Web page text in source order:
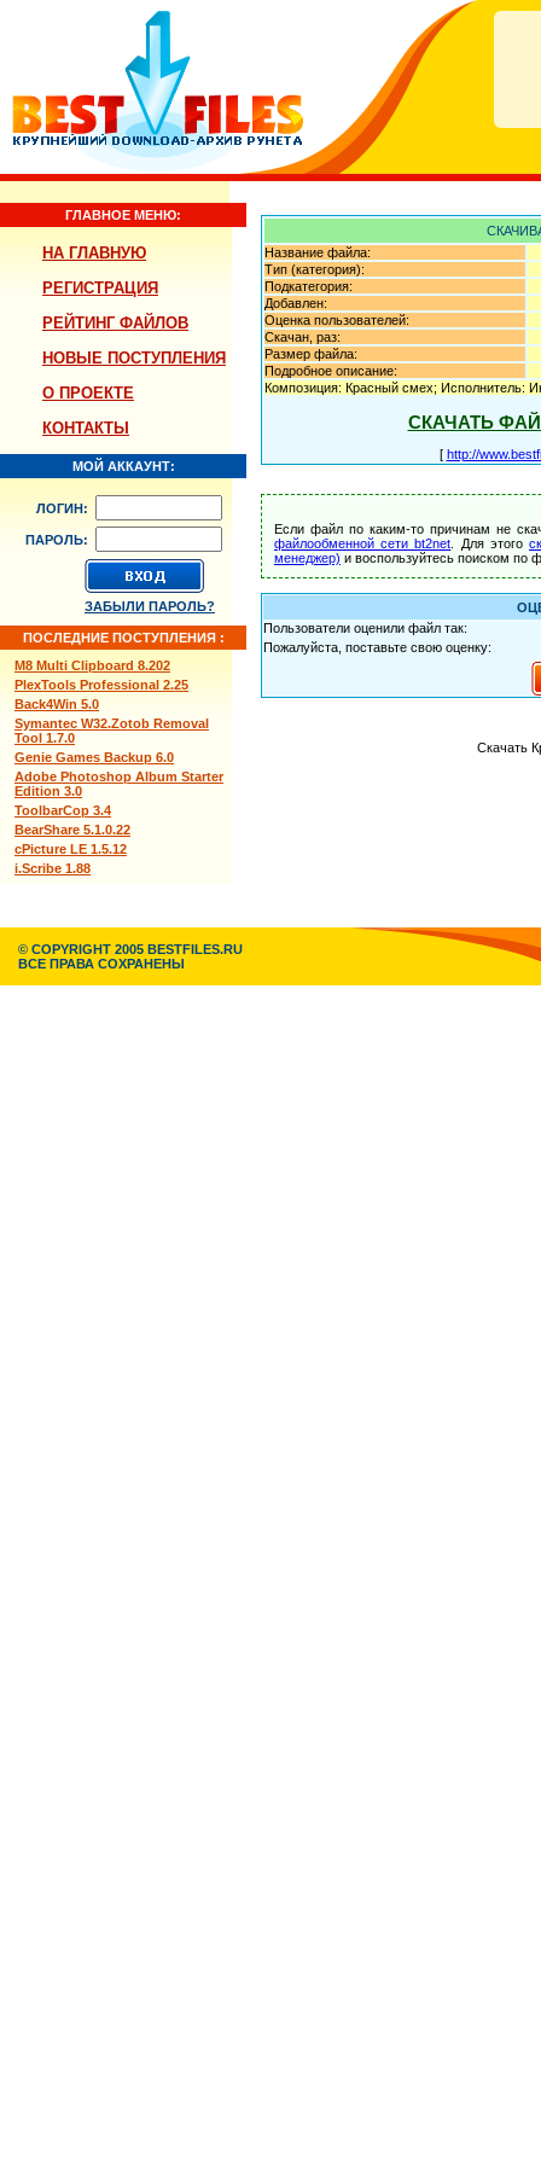
ГЛАВНОЕ МЕНЮ:
НА ГЛАВНУЮ
РЕГИСТРАЦИЯ
РЕЙТИНГ ФАЙЛОВ
НОВЫЕ ПОСТУПЛЕНИЯ
О ПРОЕКТЕ
КОНТАКТЫ
МОЙ АККАУНТ:
ЛОГИН:
ПАРОЛЬ:
ЗАБЫЛИ ПАРОЛЬ?
ПОСЛЕДНИЕ ПОСТУПЛЕНИЯ :
M8 Multi Clipboard 8.202
PlexTools Professional 2.25
Back4Win 5.0
Symantec W32.Zotob Removal
Tool 1.7.0
Genie Games Backup 6.0
Adobe Photoshop Album Starter
Edition 3.0
ToolbarCop 3.4
BearShare 5.1.0.22
cPicture LE 1.5.12
i.Scribe 1.88
Название файла:
Тип (категория):
Подкатегория:
Добавлен:
Оценка пользователей:
Скачан, раз:
Размер файла:
Подробное описание:
Композиция: Красный смех; Исполнитель:
СКАЧАТЬ
[ http://
Если файл по каким-то причинам не
файлообменной сети bt2net . Для этого
менеджер) и воспользуйтесь поиском по
Пользователи оценили файл так:
Пожалуйста, поставьте свою оценку:
Скачать
© COPYRIGHT 2005 BESTFILES.RU
ВСЕ ПРАВА СОХРАНЕНЫ